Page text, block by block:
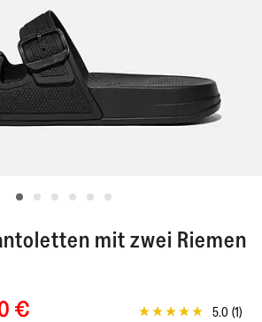
mit zwei Riemen
€
5.0
5.0 (1)